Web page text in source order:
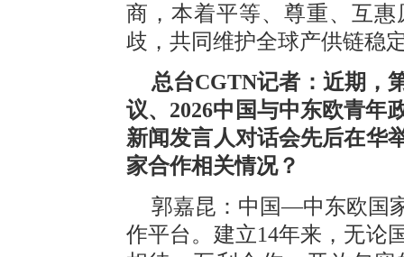
商，本着平等、尊重、互
歧，共同维护全球产供链稳
总台CGTN记者：近期，
议、2026中国与中东欧青
新闻发言人对话会先后在华
家合作相关情况？
郭嘉昆：中国—中东欧国
作平台。建立14年来，无论